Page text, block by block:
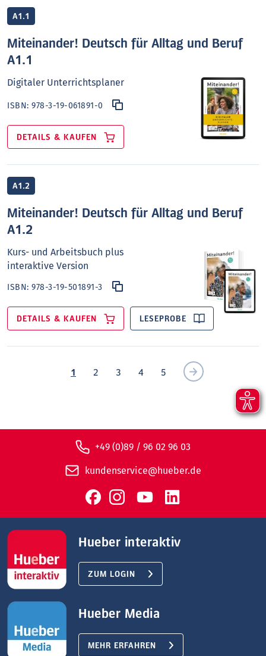
A1.1
Miteinander! Deutsch für Alltag und Beruf
A1.1
Digitaler Unterrichtsplaner
ISBN:978-3-19-061891-0
DETAILS & KAUFEN
A1.2
Miteinander! Deutsch für Alltag und Beruf
A1.2
Kurs- und Arbeitsbuch plus
interaktive Version
ISBN:978-3-19-501891-3
DETAILS & KAUFEN LESEPROBE
1 2 3 4 5
+49 (0)89 / 96 02 96 03
kundenservice@hueber.de
Hueber interaktiv
ZUM LOGIN
Hueber Media
MEHR ERFAHREN